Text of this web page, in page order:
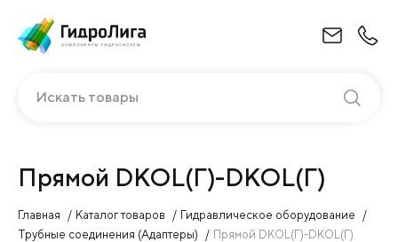
Искать товары
Прямой DKOL(Г)-DKOL(Г)
Главная Каталог товаров
Гидравлическое оборудование
Трубные соединения (Адаптеры)
Прямой DKOL(Г)-DKOL(Г)